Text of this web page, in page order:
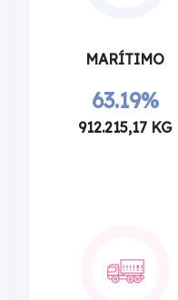
MARÍTIMO
63.19%
912.215,17 KG